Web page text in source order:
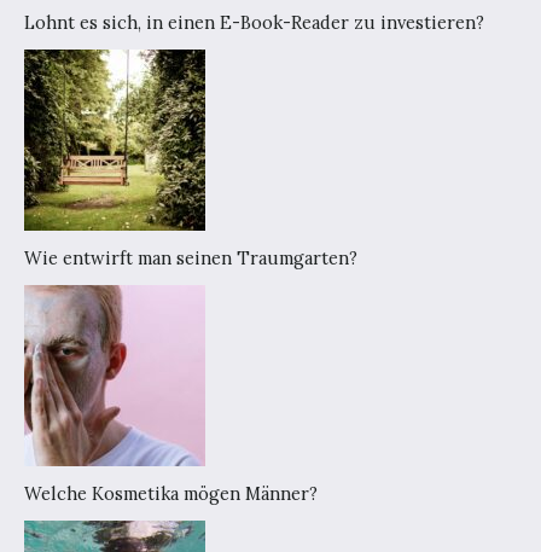
Lohnt es sich, in einen E-Book-Reader zu investieren?
Wie entwirft man seinen Traumgarten?
Welche Kosmetika mögen Männer?